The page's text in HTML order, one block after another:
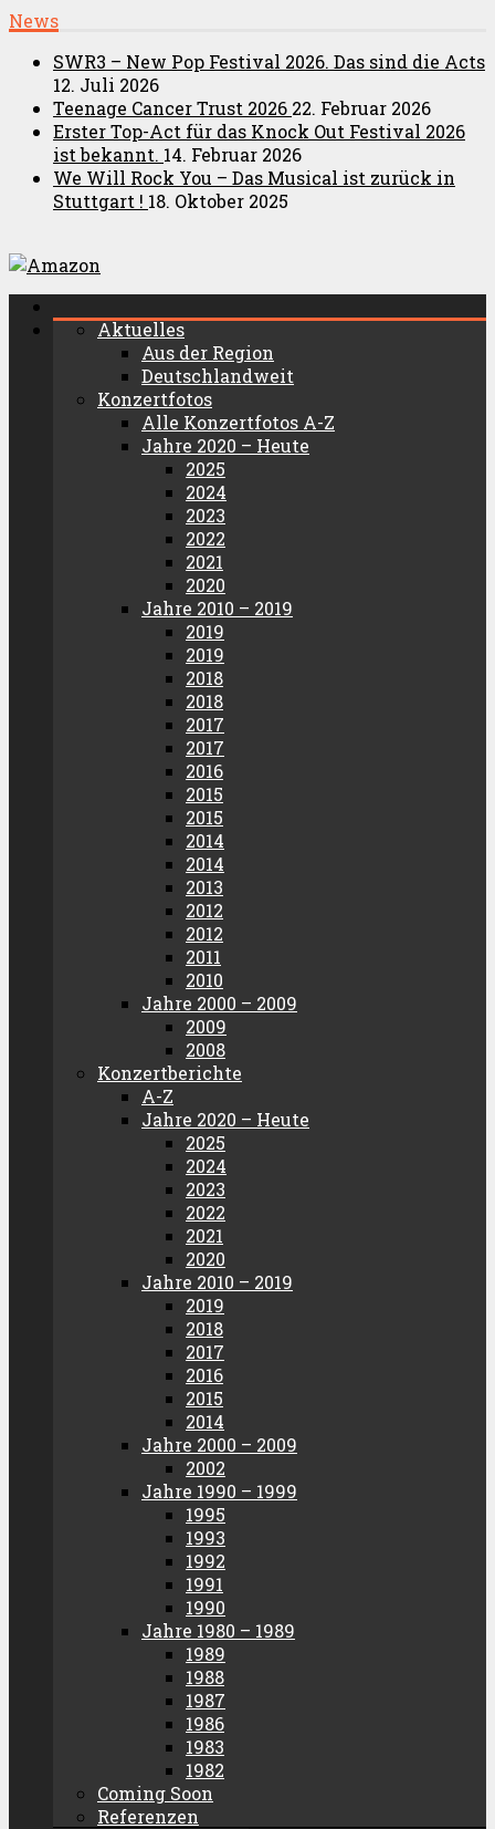
News
SWR3 – New Pop Festival 2026. Das sind die Acts
12. Juli 2026
Teenage Cancer Trust 2026 22. Februar 2026
Erster Top-Act für das Knock Out Festival 2026
ist bekannt. 14. Februar 2026
We Will Rock You – Das Musical ist zurück in
Stuttgart ! 18. Oktober 2025
Aktuelles
Aus der Region
Deutschlandweit
Konzertfotos
Alle Konzertfotos A-Z
Jahre 2020 – Heute
2025
2024
2023
2022
2021
2020
Jahre 2010 – 2019
2019
2019
2018
2018
2017
2017
2016
2015
2015
2014
2014
2013
2012
2012
2011
2010
Jahre 2000 – 2009
2009
2008
Konzertberichte
A-Z
Jahre 2020 – Heute
2025
2024
2023
2022
2021
2020
Jahre 2010 – 2019
2019
2018
2017
2016
2015
2014
Jahre 2000 – 2009
2002
Jahre 1990 – 1999
1995
1993
1992
1991
1990
Jahre 1980 – 1989
1989
1988
1987
1986
1983
1982
Coming Soon
Referenzen